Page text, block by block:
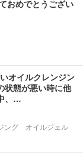
おめでとうござい
オイルクレンジン
状態が悪い時に他
、…
ング　オイルジェル